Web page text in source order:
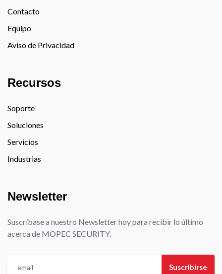
Contacto
Equipo
Aviso de Privacidad
Recursos
Soporte
Soluciones
Servicios
Industrias
Newsletter
Suscríbase a nuestro Newsletter hoy para recibir lo último
acerca de MOPEC SECURITY.
Suscribirse